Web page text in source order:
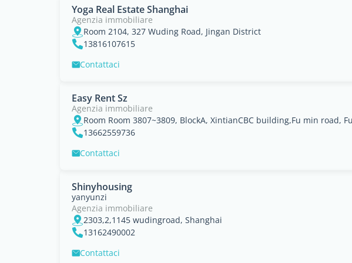
Yoga Real Estate Shanghai
Agenzia immobiliare
Room 2104, 327 Wuding Road, Jingan District
13816107615
Contattaci
Easy Rent Sz
Agenzia immobiliare
13662559736
Contattaci
Shinyhousing
yanyunzi
Agenzia immobiliare
2303,2,1145 wudingroad, Shanghai
13162490002
Contattaci